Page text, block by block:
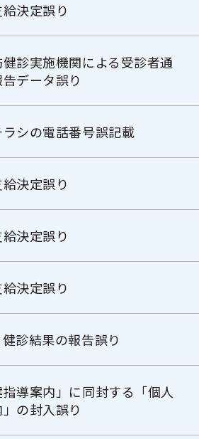
決定誤り
診実施機関による受診者通
データ誤り
シの電話番号誤記載
決定誤り
決定誤り
決定誤り
診結果の報告誤り
指導案内」に同封する「個人
の封入誤り